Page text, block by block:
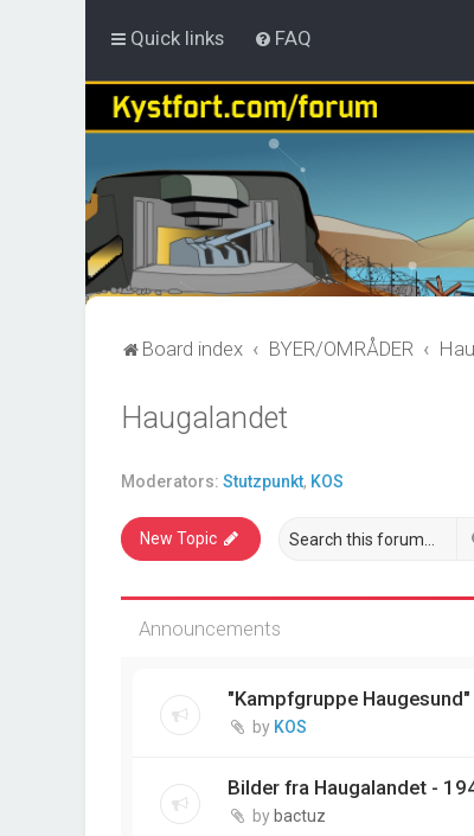
Quick links FAQ
Board index BYER/OMRÅDER
Haugalandet
Moderators: Stutzpunkt, KOS
New Topic
Announcements
"Kampfgruppe
by KOS
Bilder fra Haugalandet -
by bactuz